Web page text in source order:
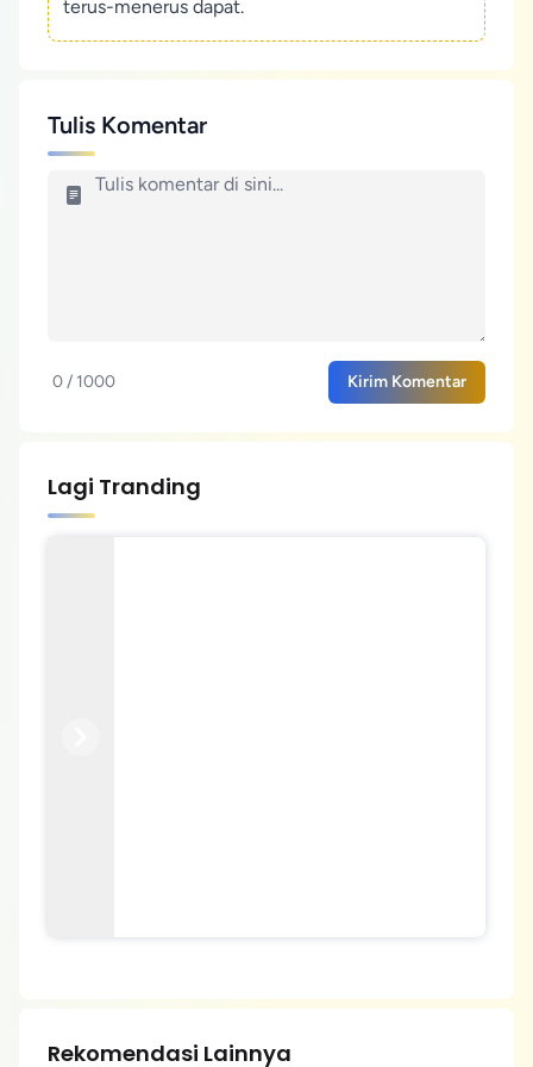
terus-menerus dapat.
Tulis Komentar
0 / 1000 Kirim Komentar
Lagi Tranding
Rekomendasi Lainnya